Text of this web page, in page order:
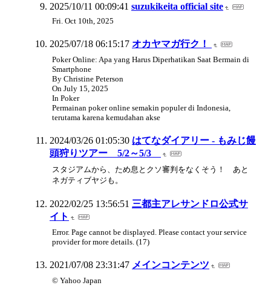
2025/10/11 00:09:41 suzukikeita official site
Fri. Oct 10th, 2025
2025/07/18 06:15:17 オカヤマガ行ク！
Poker Online: Apa yang Harus Diperhatikan Saat Bermain di
Smartphone
By Christine Peterson
On July 15, 2025
In Poker
Permainan poker online semakin populer di Indonesia,
terutama karena kemudahan akse
2024/03/26 01:05:30 はてなダイアリー - もみじ饅
頭狩りツアー 5/2～5/3
スタジアムから、ため息とクソ審判をなくそう！ あと
ネガティブヤジも。
2022/02/25 13:56:51 三都主アレサンドロ公式サ
イト
Error. Page cannot be displayed. Please contact your service
provider for more details. (17)
2021/07/08 23:31:47 メインコンテンツ
© Yahoo Japan